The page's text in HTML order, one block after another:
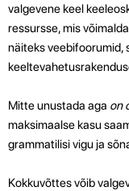
valgevene keel
ressursse, mis
näiteks veebifoorumid,
Mitte unustada aga on
maksimaalse kasu
grammatilisi vigu ja
Kokkuvõttes võib